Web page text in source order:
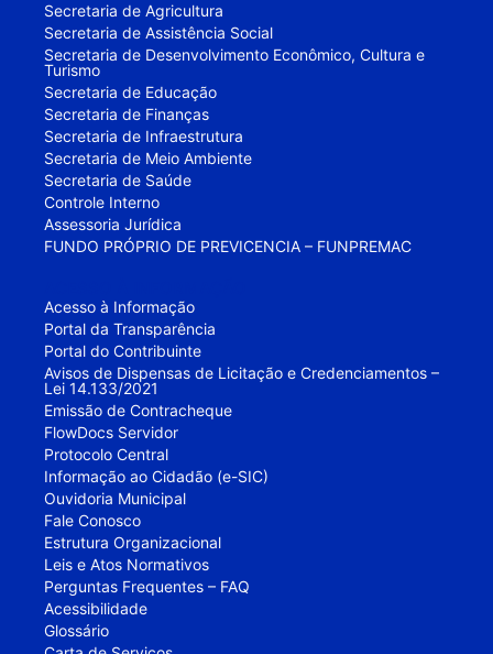
Secretaria de Agricultura
Secretaria de Assistência Social
Secretaria de Desenvolvimento Econômico, Cultura e
Turismo
Secretaria de Educação
Secretaria de Finanças
Secretaria de Infraestrutura
Secretaria de Meio Ambiente
Secretaria de Saúde
Controle Interno
Assessoria Jurídica
FUNDO PRÓPRIO DE PREVICENCIA – FUNPREMAC
Acesso à Informação
Portal da Transparência
Portal do Contribuinte
Avisos de Dispensas de Licitação e Credenciamentos –
Lei 14.133/2021
Emissão de Contracheque
FlowDocs Servidor
Protocolo Central
Informação ao Cidadão (e-SIC)
Ouvidoria Municipal
Fale Conosco
Estrutura Organizacional
Leis e Atos Normativos
Perguntas Frequentes – FAQ
Acessibilidade
Glossário